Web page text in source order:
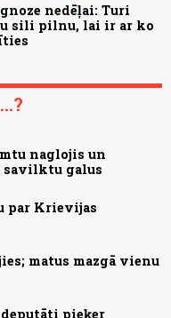
nedēļai: Turi
sili pilnu, lai ir ar ko
naglojis un
savilktu galus
par Krievijas
matus mazgā vienu
pieķer